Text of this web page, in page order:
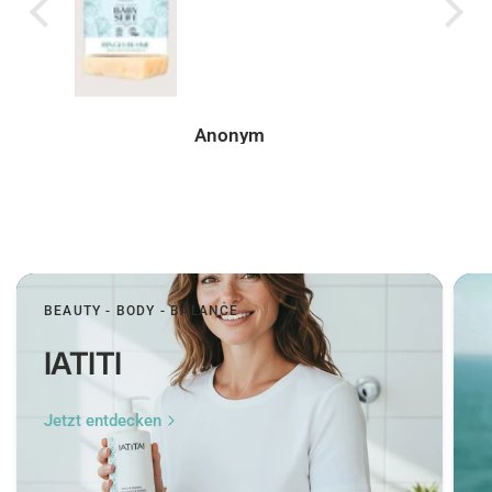
Gewicht
Biologische Schafmilch, Zirbenöl
Peer
BEAUTY - BODY - BALANCE
IATITI
Jetzt entdecken